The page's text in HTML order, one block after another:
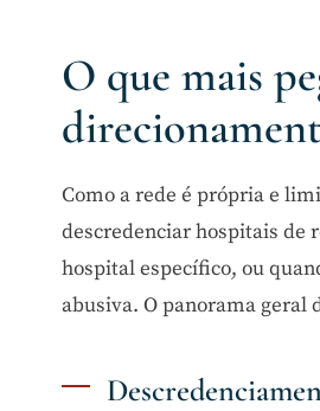
O que mais
Como a rede é própria e
descredenciar hospitais de
hospital específico, ou
abusiva. O panorama geral